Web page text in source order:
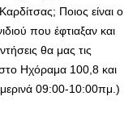
Ποιος είναι ο
που έφτιαξαν και
θα μας τις
Ηχόραμα 100,8 και
09:00-10:00πμ.)